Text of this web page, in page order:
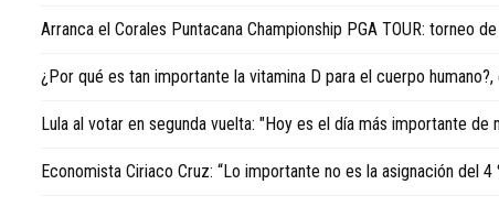
está
en
Republic
news
Arranca el Corales Puntacana Championship PGA TOUR: torneo
¿Por qué es tan importante la vitamina D para el cuerpo
Lula al votar en segunda vuelta: "Hoy es el día más importante de
Economista Ciriaco Cruz: “Lo importante no es la asignación del